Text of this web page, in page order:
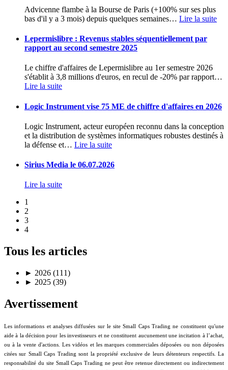
Advicenne flambe à la Bourse de Paris (+100% sur ses plus
bas d'il y a 3 mois) depuis quelques semaines… Lire la suite
Lepermislibre : Revenus stables séquentiellement par
rapport au second semestre 2025
Le chiffre d'affaires de Lepermislibre au 1er semestre 2026
s'établit à 3,8 millions d'euros, en recul de -20% par rapport…
Lire la suite
Logic Instrument vise 75 ME de chiffre d'affaires en 2026
Logic Instrument, acteur européen reconnu dans la conception
et la distribution de systèmes informatiques robustes destinés à
la défense et… Lire la suite
Sirius Media le 06.07.2026
Lire la suite
1
2
3
4
Tous les articles
► 2026 (111)
► 2025 (39)
Avertissement
Les informations et analyses diffusées sur le site Small Caps Trading ne constituent qu'une
aide à la décision pour les investisseurs et ne constituent aucunement une incitation à l’achat,
ou à la vente d'actions. Les vidéos et les marques commerciales déposées ou non déposées
citées sur Small Caps Trading sont la propriété exclusive de leurs détenteurs respectifs. La
responsabilité du site Small Caps Trading ne peut être retenue directement ou indirectement